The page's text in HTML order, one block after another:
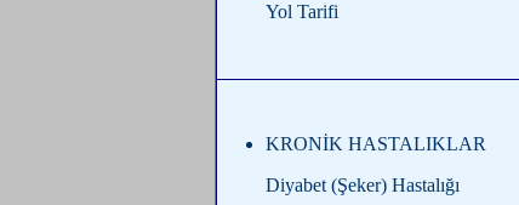
Yol Tarifi
KRONİK HASTALIKLAR
Diyabet (Şeker) Hastalığı